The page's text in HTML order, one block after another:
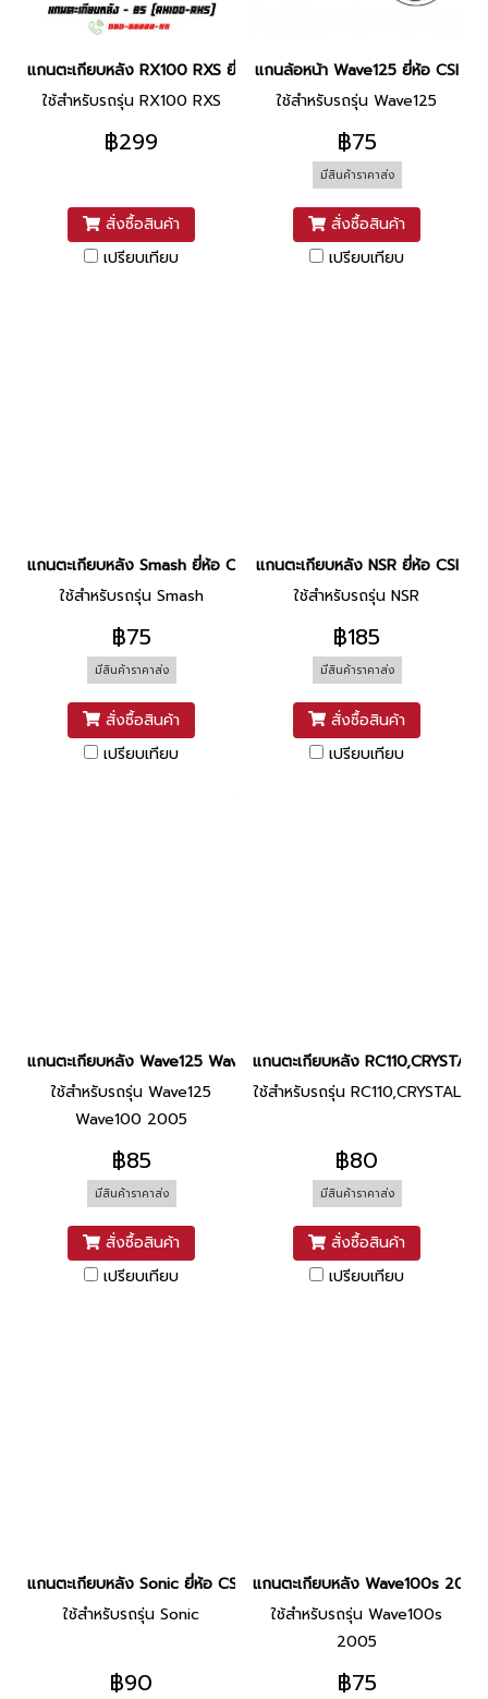
แกนตะเกียบหลัง RX100 RXS ยี่ห้อ BS (AT14-54) By ไทยนำอะไหล่ย
ใช้สำหรับรถรุ่น RX100 RXS
฿299
สั่งซื้อสินค้า
เปรียบเทียบ
แกนล้อหน้า Wave125 ยี่ห้อ CSI
ใช้สำหรับรถรุ่น Wave125
฿75
มีสินค้าราคาส่ง
สั่งซื้อสินค้า
เปรียบเทียบ
แกนตะเกียบหลัง Smash ยี่ห้อ CSI
ใช้สำหรับรถรุ่น Smash
฿75
มีสินค้าราคาส่ง
สั่งซื้อสินค้า
เปรียบเทียบ
แกนตะเกียบหลัง NSR ยี่ห้อ CSI
ใช้สำหรับรถรุ่น NSR
฿185
มีสินค้าราคาส่ง
สั่งซื้อสินค้า
เปรียบเทียบ
แกนตะเกียบหลัง Wave125 Wave100 2005 ยี่ห้อ BS
ใช้สำหรับรถรุ่น Wave125
Wave100 2005
฿85
มีสินค้าราคาส่ง
สั่งซื้อสินค้า
เปรียบเทียบ
แกนตะเกียบหลัง RC110,CRYSTAL
ใช้สำหรับรถรุ่น RC110,CRYSTAL
฿80
มีสินค้าราคาส่ง
สั่งซื้อสินค้า
เปรียบเทียบ
แกนตะเกียบหลัง Sonic ยี่ห้อ CSI
ใช้สำหรับรถรุ่น Sonic
฿90
แกนตะเกียบหลัง Wave100s
ใช้สำหรับรถรุ่น Wave100s
2005
฿75